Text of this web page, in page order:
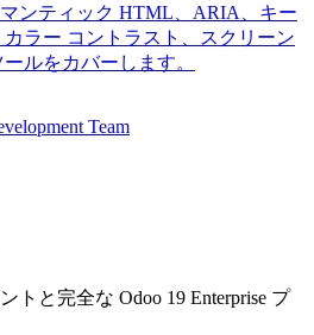
ンティック HTML、ARIA、キー
ラー コントラスト、スクリーン
ルをカバーします。
Team
トと完全な Odoo 19 Enterprise プ